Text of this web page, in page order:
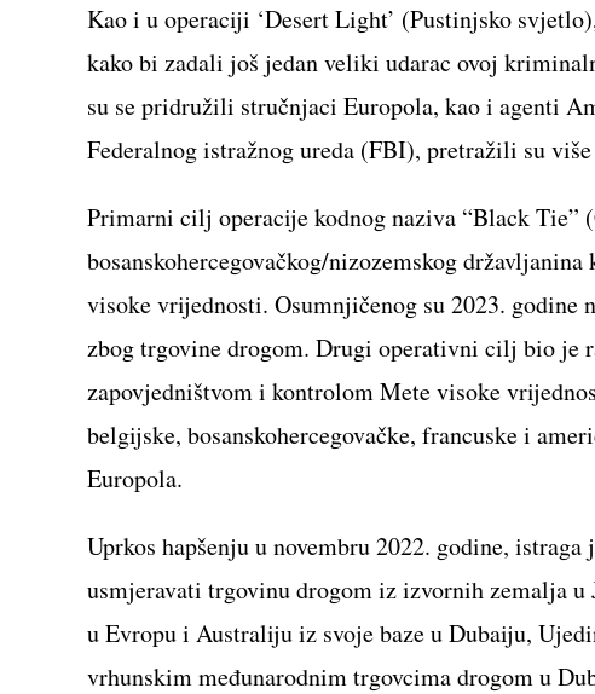
Kao i u operaciji ‘Desert Light’ (Pustinjsko
kako bi zadali još jedan veliki udarac ovoj
su se pridružili stručnjaci Europola, kao i agenti
Federalnog istražnog ureda (FBI), pretražili su
Primarni cilj operacije kodnog naziva “Black
bosanskohercegovačkog/nizozemskog
visoke vrijednosti. Osumnjičenog su 2023. godine
zbog trgovine drogom. Drugi operativni cilj bio
zapovjedništvom i kontrolom Mete visoke
belgijske, bosanskohercegovačke, francuske i
Europola.
Uprkos hapšenju u novembru 2022. godine,
usmjeravati trgovinu drogom iz izvornih zemalja
u Evropu i Australiju iz svoje baze u Dubaiju,
vrhunskim međunarodnim trgovcima drogom u